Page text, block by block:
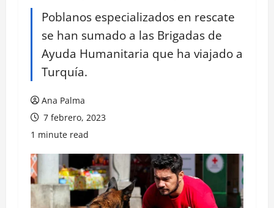
Poblanos especializados en rescate
se han sumado a las Brigadas de
Ayuda Humanitaria que ha viajado a
Turquía.
Ana Palma
7 febrero, 2023
1 minute read